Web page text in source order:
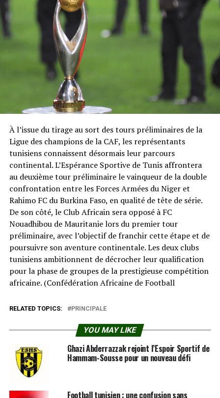
À l’issue du tirage au sort des tours préliminaires de la
Ligue des champions de la CAF, les représentants
tunisiens connaissent désormais leur parcours
continental. L’Espérance Sportive de Tunis affrontera
au deuxième tour préliminaire le vainqueur de la double
confrontation entre les Forces Armées du Niger et
Rahimo FC du Burkina Faso, en qualité de tête de série.
De son côté, le Club Africain sera opposé à FC
Nouadhibou de Mauritanie lors du premier tour
préliminaire, avec l’objectif de franchir cette étape et de
poursuivre son aventure continentale. Les deux clubs
tunisiens ambitionnent de décrocher leur qualification
pour la phase de groupes de la prestigieuse compétition
africaine. (Confédération Africaine de Football⁠
RELATED TOPICS: PRINCIPALE
YOU MAY LIKE
Ghazi Abderrazzak rejoint l’Espoir Sportif de
Hammam-Sousse pour un nouveau défi
Football tunisien : une confusion sans